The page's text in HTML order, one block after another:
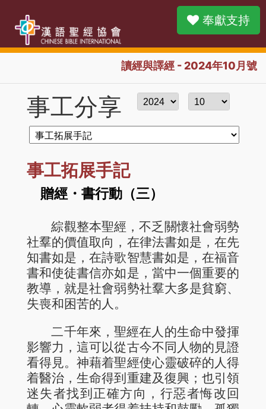
奉獻支持
讀經與譯經 - 2024年10月號
事工分享
事工拓展手記
贈經・書行動（三）
綜觀整本聖經，不乏關懷社會弱勢
社羣的價值取向，在律法書如是，在先
知書如是，在詩歌智慧書如是，在福音
書和使徒書信亦如是，當中一個重要的
教導，就是社會弱勢社羣大多是貧窮、
失喪和困苦的人。
二千年來，聖經在人的生命中發揮
影響力，這可以從古今不同人物的見證
看得見。神藉着聖經使心靈破碎的人得
着醫治，生命得到重建及復興；也引領
迷失者找到正確方向，行惡者悔改回